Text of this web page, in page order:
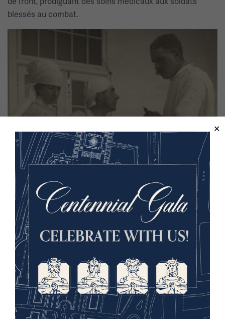
blessés au combat.
Une infirmière assistant un médecin lors d'une opération.
« Je venais d'anesthésier ce pauvre
garçon quand une bombe a frappé.
Nous étions censés toucher le sol,
mais il était sorti et ne savait pas ce
qui se passait. J'ai pris un plateau
et je l'ai mis sur nos têtes. Ce n'était
pas parce que j'étais courageux.